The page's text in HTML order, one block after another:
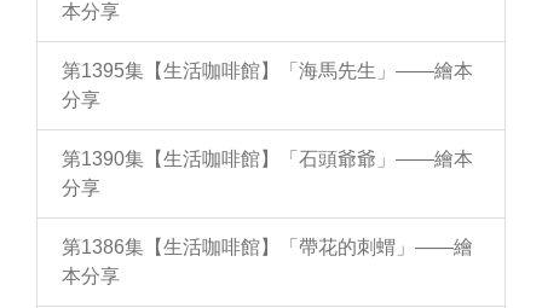
本分享
第1395集【生活咖啡館】「海馬先生」——繪本
分享
第1390集【生活咖啡館】「石頭爺爺」——繪本
分享
第1386集【生活咖啡館】「帶花的刺蝟」——繪
本分享